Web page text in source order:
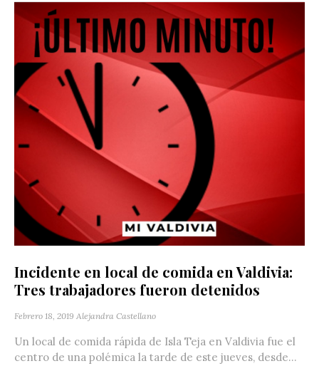
Incidente en local de comida en Valdivia:
Tres trabajadores fueron detenidos
Febrero 18, 2019 Alejandra Castellano
Un local de comida rápida de Isla Teja en Valdivia fue el
centro de una polémica la tarde de este jueves, desde...